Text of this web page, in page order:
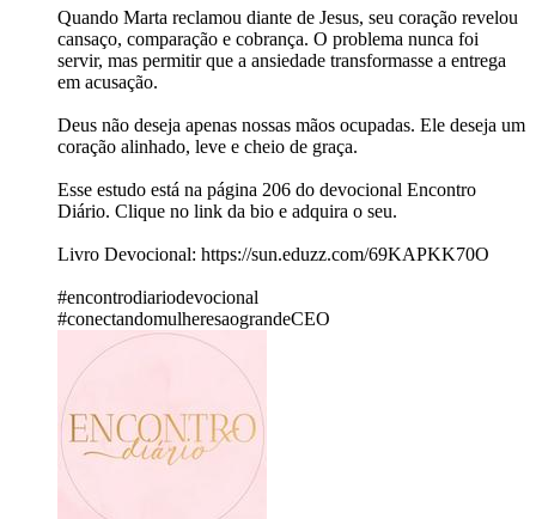
Quando Marta reclamou diante de Jesus, seu coração revelou
cansaço, comparação e cobrança. O problema nunca foi
servir, mas permitir que a ansiedade transformasse a entrega
em acusação.
Deus não deseja apenas nossas mãos ocupadas. Ele deseja um
coração alinhado, leve e cheio de graça.
Esse estudo está na página 206 do devocional Encontro
Diário. Clique no link da bio e adquira o seu.
Livro Devocional: https://sun.eduzz.com/69KAPKK70O
#encontrodiariodevocional
#conectandomulheresaograndeCEO